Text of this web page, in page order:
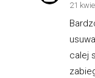
21
calej